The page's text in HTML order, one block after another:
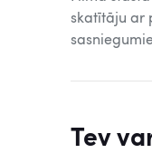
skatītāju ar
Tev